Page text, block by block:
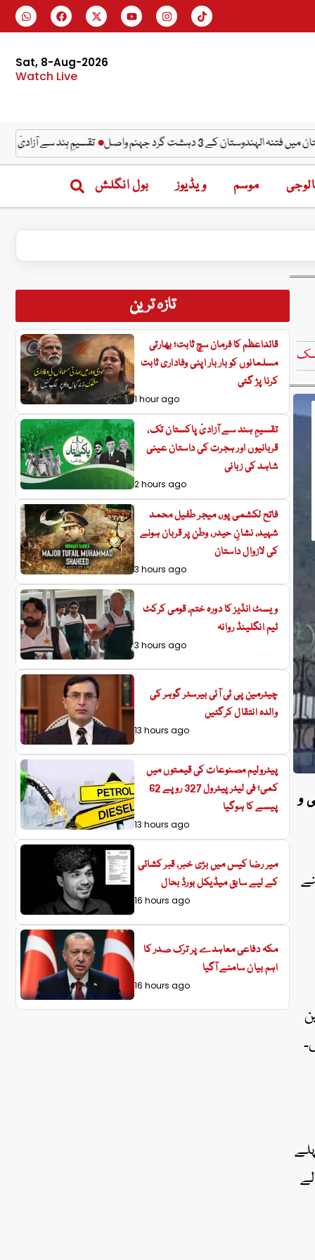
Sat, 8-Aug-2026
Watch Live
تقسیمِ ہند سے آزادیٔ پاکستان تک،
موسم ویڈیوز بول انگلش
تازہ ترین
قائداعظم کا فرمان سچ ثابت؛ بھارتی
مسلمانوں کو بار بار اپنی وفاداری ثابت
کرنا پڑ گئی
1 hour ago
تقسیمِ ہند سے آزادیٔ پاکستان تک،
قربانیوں اور ہجرت کی داستان عینی
شاہد کی زبانی
2 hours ago
فاتح لکشمی پور، میجر طفیل محمد
شہید، نشانِ حیدر، وطن پر قربان ہونے
کی لازوال داستان
3 hours ago
ویسٹ انڈیز کا دورہ ختم، قومی کرکٹ
ٹیم انگلینڈ روانہ
3 hours ago
چیئرمین پی ٹی آئی بیرسٹر گوہر کی
والدہ انتقال کرگئیں
13 hours ago
پیٹرولیم مصنوعات کی قیمتوں میں
کمی؛ فی لیٹر پیٹرول 327 روپے 62
پیسے کا ہوگیا
13 hours ago
میر رضا کیس میں بڑی خبر، قبر کشائی
کے لیے سابق میڈیکل بورڈ بحال
16 hours ago
مکہ دفاعی معاہدے پر ترک صدر کا
اہم بیان سامنے آگیا
16 hours ago
و
858 ووٹ لے کر پہلے
کے فتح اللہ خان 83 ووٹ لے